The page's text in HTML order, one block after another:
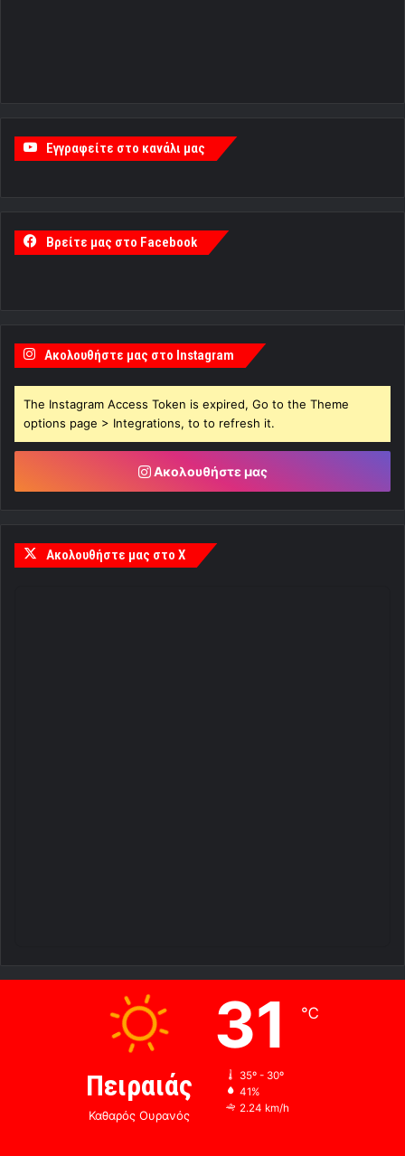
Εγγραφείτε στο κανάλι μας
Βρείτε μας στο Facebook
Ακολουθήστε μας στο Instagram
The Instagram Access Token is expired, Go to the Theme
options page > Integrations, to to refresh it.
Ακολουθήστε μας
Ακολουθήστε μας στο X
Πειραιάς
Καθαρός Ουρανός
31 ℃
35º - 30º
41%
2.24 km/h